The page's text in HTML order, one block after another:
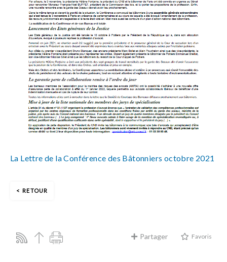
La Lettre de la Conférence des Bâtonniers octobre 2021
RETOUR
Partager Favoris